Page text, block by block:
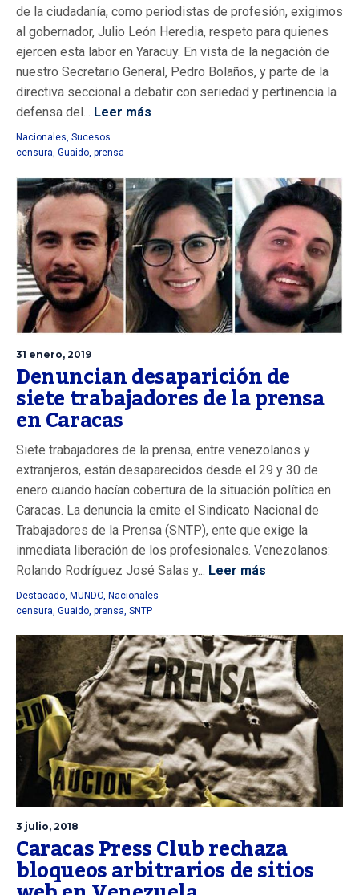
de la ciudadanía, como periodistas de profesión, exigimos
al gobernador, Julio León Heredia, respeto para quienes
ejercen esta labor en Yaracuy. En vista de la negación de
nuestro Secretario General, Pedro Bolaños, y parte de la
directiva seccional a debatir con seriedad y pertinencia la
defensa del... Leer más
Nacionales, Sucesos
censura, Guaido, prensa
31 enero, 2019
Denuncian desaparición de
siete trabajadores de la prensa
en Caracas
Siete trabajadores de la prensa, entre venezolanos y
extranjeros, están desaparecidos desde el 29 y 30 de
enero cuando hacían cobertura de la situación política en
Caracas. La denuncia la emite el Sindicato Nacional de
Trabajadores de la Prensa (SNTP), ente que exige la
inmediata liberación de los profesionales. Venezolanos:
Rolando Rodríguez José Salas y... Leer más
Destacado, MUNDO, Nacionales
censura, Guaido, prensa, SNTP
3 julio, 2018
Caracas Press Club rechaza
bloqueos arbitrarios de sitios